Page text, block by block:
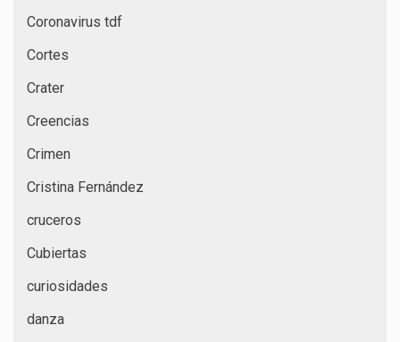
Coronavirus tdf
Cortes
Crater
Creencias
Crimen
Cristina Fernández
cruceros
Cubiertas
curiosidades
danza